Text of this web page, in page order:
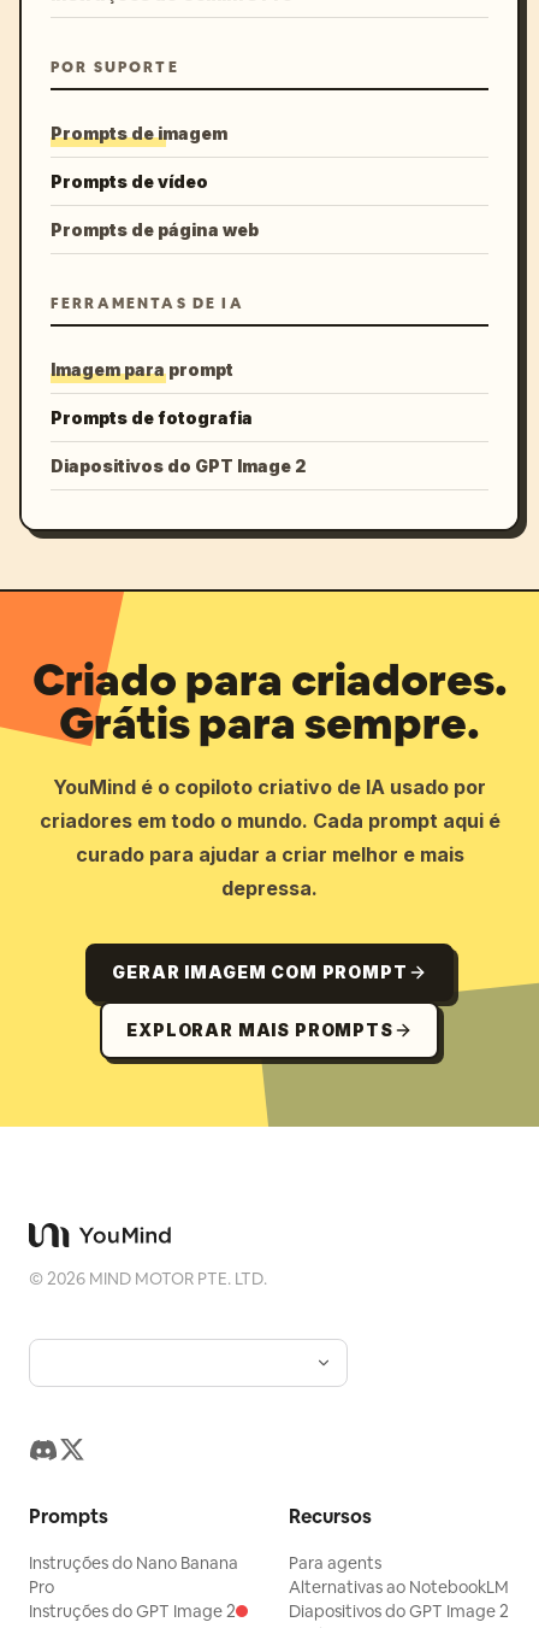
POR SUPORTE
Prompts de imagem
Prompts de vídeo
Prompts de página web
FERRAMENTAS DE IA
Imagem para prompt
Prompts de fotografia
Diapositivos do GPT Image 2
Criado para criadores.
Grátis para sempre.
YouMind é o copiloto criativo de IA usado por
criadores em todo o mundo. Cada prompt aqui é
curado para ajudar a criar melhor e mais
depressa.
GERAR IMAGEM COM PROMPT
EXPLORAR MAIS PROMPTS
©2026 MIND MOTOR PTE. LTD.
Prompts
Instruções do Nano Banana
Pro
Instruções do GPT Image 2
Recursos
Para agents
Alternativas ao NotebookLM
Diapositivos do GPT Image 2